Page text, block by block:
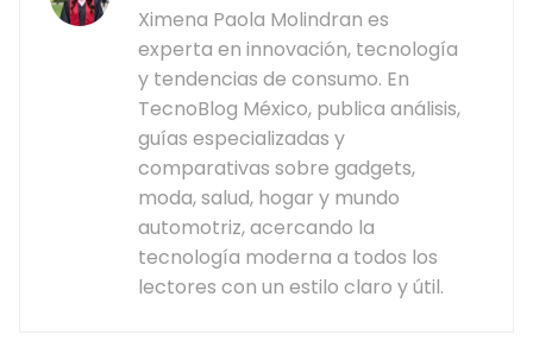
Ximena Paola Molindran es
experta en innovación, tecnología
y tendencias de consumo. En
TecnoBlog México, publica análisis,
guías especializadas y
comparativas sobre gadgets,
moda, salud, hogar y mundo
automotriz, acercando la
tecnología moderna a todos los
lectores con un estilo claro y útil.